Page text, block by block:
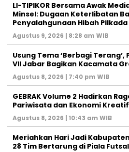
LI-TIPIKOR Bersama Awak
Minsel: Dugaan Keterlibatan
Penyalahgunaan Hibah Pilkada
Agustus 9, 2026 | 8:28 am WIB
‎Usung Tema ‘Berbagi Terang’,
VII Jabar Bagikan Kacamata
Agustus 8, 2026 | 7:40 pm WIB
GEBRAK Volume 2 Hadirkan
Pariwisata dan Ekonomi
Agustus 8, 2026 | 10:43 am WIB
Meriahkan Hari Jadi Kabupaten
28 Tim Bertarung di Piala